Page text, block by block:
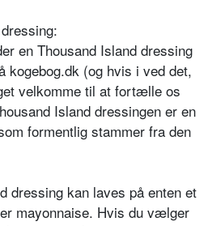
en Thousand Island dressing
kogebog.dk (og hvis i ved det,
velkomme til at fortælle os
Island dressingen er en
formentlig stammer fra den
dressing kan laves på enten et
mayonnaise. Hvis du vælger